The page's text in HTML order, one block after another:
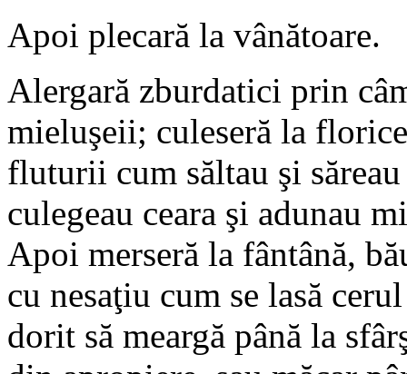
Apoi plecară la vânătoare.
Alergară zburdatici prin
mieluşeii; culeseră la
fluturii cum săltau şi
culegeau ceara şi adunau
Apoi merseră la fântână,
cu nesaţiu cum se lasă
dorit să meargă până la